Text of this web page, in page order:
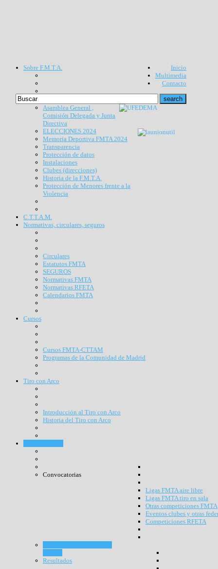
Inicio
Multimedia
Contacto
Sobre F.M.T.A.
Asamblea General ,
Comisión Delegada y Junta
Directiva
ELECCIONES 2024
Memoria Deportiva FMTA 2024
Transparencia
Protección de datos
Instalaciones
Clubes (direcciones)
Historia de la F.M.T.A.
Protección de Menores frente a la
Violencia
C.T.T.A.M.
Normativas, circulares, seguros
Circulares
Estatutos FMTA
SEGUROS
Normativas FMTA
Normativas RFETA
Calendarios FMTA
Cursos
Cursos FMTA-CTTAM
Programas de la Comunidad de Madrid
Tiro con Arco
Introducción al Tiro con Arco
Historia del Tiro con Arco
Convocatorias
Ligas FMTA aire libre
Ligas FMTA tiro en sala
Otras competiciones FMTA
Eventos clubes y otras
Competiciones RFETA
Resultados